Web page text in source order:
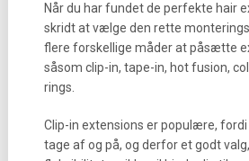
Når du har fundet de perfekte hair
skridt at vælge den rette
flere forskellige måder at påsætte
såsom clip-in, tape-in, hot fusion,
rings.
Clip-in extensions er populære,
tage af og på, og derfor et godt